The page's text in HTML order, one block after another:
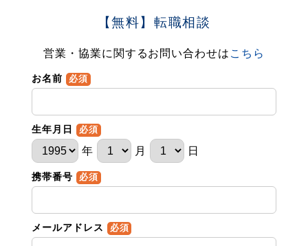
【無料】転職相談
営業・協業に関するお問い合わせは こちら
お名前 必須
生年月日 必須
年 月 日
携帯番号 必須
メールアドレス 必須